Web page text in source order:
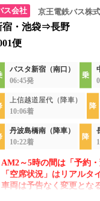
京王電鉄バス株
宿・池袋⇒長野
便
バスタ新宿（南口）
06:45発
上信越道屋代（降車）
10:06着
丹波島橋南（降車）
10:22着
AM2～5時の間は「予約
「空席状況」はリアル
車両は予告なく変更と